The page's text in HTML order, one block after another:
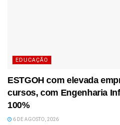
EDUCAÇÃO
ESTGOH com elevada
cursos, com Engenharia
100%
6 DE AGOSTO, 2026